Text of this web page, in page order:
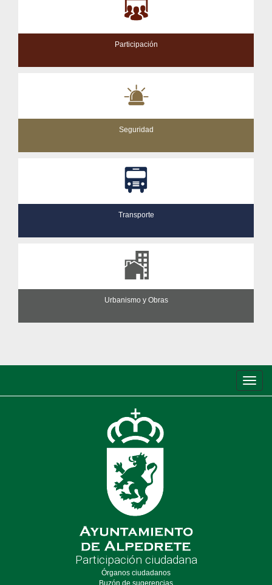
Participación
Seguridad
Transporte
Urbanismo y Obras
de
Participación ciudadana
Órganos ciudadanos
Buzón de sugerencias